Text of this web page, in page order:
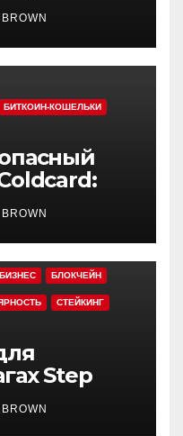
БИТКОИН-КОШЕЛЬКИ
БИЗНЕС БЛОКЧЕЙН
СТЕЙКИНГ
Step
спустя